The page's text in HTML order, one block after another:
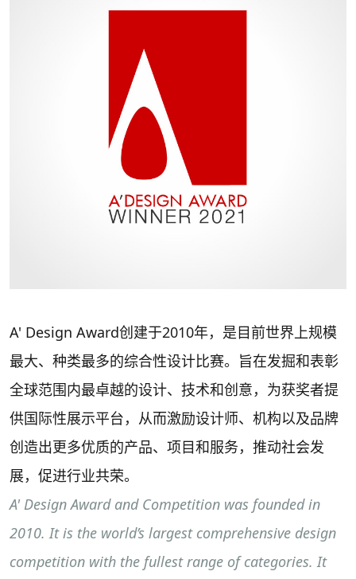
A' Design Award创建于2010年，是目前世界上规模
最大、种类最多的综合性设计比赛。旨在发掘和表彰
全球范围内最卓越的设计、技术和创意，为获奖者提
供国际性展示平台，从而激励设计师、机构以及品牌
创造出更多优质的产品、项目和服务，推动社会发
展，促进行业共荣。
A' Design Award and Competition was founded in
2010. It is the world’s largest comprehensive design
competition with the fullest range of categories. It